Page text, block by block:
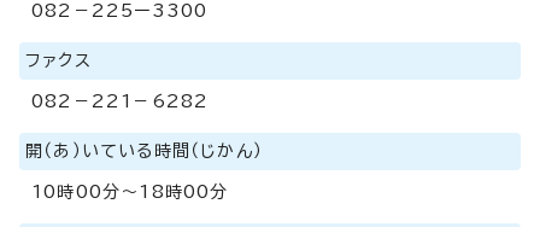
082－225ー3300
ファクス
082－221－6282
開（あ）いている時間（じかん）
10時00分～18時00分